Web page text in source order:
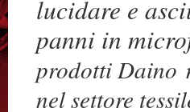
lucidare e
panni in
prodotti Daino
nel settore